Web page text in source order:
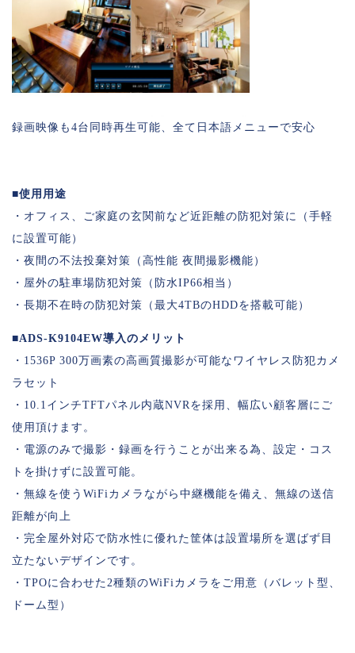
録画映像も4台同時再生可能、全て日本語メニューで安心
■使用用途
・オフィス、ご家庭の玄関前など近距離の防犯対策に（手軽
に設置可能）
・夜間の不法投棄対策（高性能 夜間撮影機能）
・屋外の駐車場防犯対策（防水IP66相当）
・長期不在時の防犯対策（最大4TBのHDDを搭載可能）
■ADS-K9104EW導入のメリット
・1536P 300万画素の高画質撮影が可能なワイヤレス防犯カメ
ラセット
・10.1インチTFTパネル内蔵NVRを採用、幅広い顧客層にご
使用頂けます。
・電源のみで撮影・録画を行うことが出来る為、設定・コス
トを掛けずに設置可能。
・無線を使うWiFiカメラながら中継機能を備え、無線の送信
距離が向上
・完全屋外対応で防水性に優れた筐体は設置場所を選ばず目
立たないデザインです。
・TPOに合わせた2種類のWiFiカメラをご用意（バレット型、
ドーム型）